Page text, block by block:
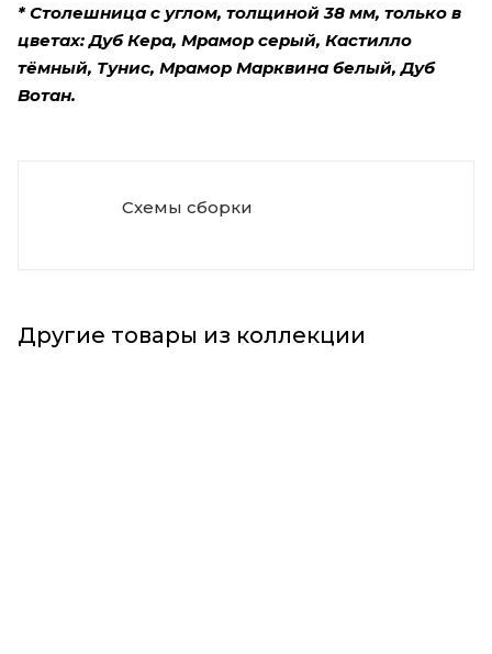
* Столешница с углом, толщиной 38 мм, только в
цветах: Дуб Кера, Мрамор серый, Кастилло
тёмный, Тунис, Мрамор Марквина белый, Дуб
Вотан.
Схемы сборки
Другие товары из коллекции